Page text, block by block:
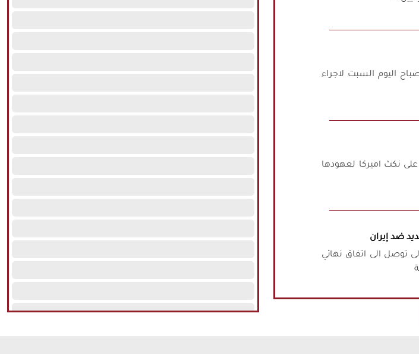
اليوم السبت لاجراء
على نكث اميركا لعهودها
ضد إيران
توصل الى اتفاق نهائي